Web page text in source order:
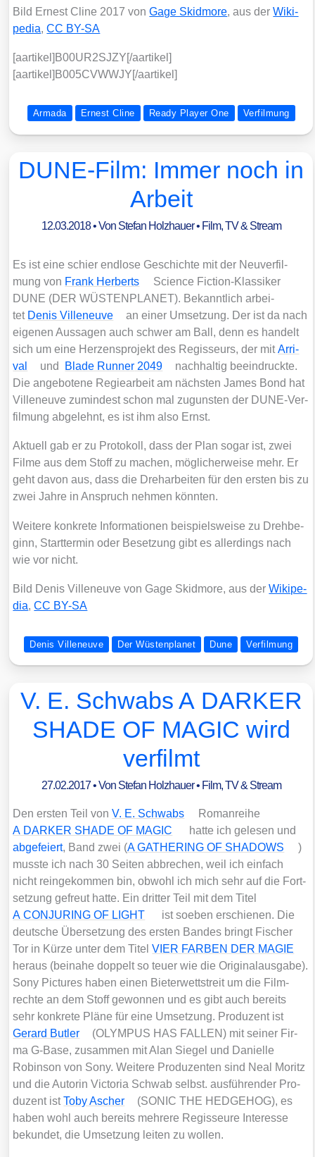
Bild Ernest Cli­ne 2017 vonGage Skid­mo­re, aus derWiki­
pe­dia,CC BY-SA
[aartikel]B00UR2SJZY[/aartikel]
[aartikel]B005CVWWJY[/aartikel]
Armada Ernest Cline Ready Player One Verfilmung
DUNE-Film: Immer noch in
Arbeit
12.03.2018• Von Stefan Holzhauer• Film, TV & Stream
Es ist eine schier end­lo­se Geschich­te mit der Neu­ver­fil­
mung von Frank Her­berts
Sci­ence Fic­tion-Klas­si­ker
DUNE (DER WÜSTENPLANET). Bekannt­lich arbei­
tet Denis Ville­neuve
an einer Umset­zung. Der ist da nach
eige­nen Aus­sa­gen auch schwer am Ball, denn es han­delt
sich um eine Her­zens­pro­jekt des Regis­seurs, der mitArri­
val
und Bla­de Run­ner 2049
nach­hal­tig beein­druck­te.
Die ange­bo­te­ne Regie­ar­beit am nächs­ten James Bond hat
Ville­neuve zumin­dest schon mal zuguns­ten der DUNE-Ver­
fil­mung abge­lehnt, es ist ihm also Ernst.
Aktu­ell gab er zu Pro­to­koll, dass der Plan sogar ist, zwei
Fil­me aus dem Stoff zu machen, mög­li­cher­wei­se mehr. Er
geht davon aus, dass die Dreh­ar­bei­ten für den ers­ten bis zu
zwei Jah­re in Anspruch neh­men könn­ten.
Wei­te­re kon­kre­te Infor­ma­tio­nen bei­spiels­wei­se zu Dreh­be­
ginn, Start­ter­min oder Beset­zung gibt es aller­dings nach
wie vor nicht.
Bild Denis Ville­neuve von Gage Skid­mo­re, aus derWiki­pe­
dia,CC BY-SA
Denis Villeneuve Der Wüstenplanet Dune Verfilmung
V. E. Schwabs A DARKER
SHADE OF MAGIC wird
verfilmt
27.02.2017• Von Stefan Holzhauer• Film, TV & Stream
Den ers­ten Teil vonV. E. Schwabs
Roman­rei­he
A DARKER SHADE OF MAGIC
hat­te ich gele­sen und
abge­fei­ert, Band zwei (A GATHERING OF SHADOWS
)
muss­te ich nach 30 Sei­ten abbre­chen, weil ich ein­fach
nicht rein­ge­kom­men bin, obwohl ich mich sehr auf die Fort­
set­zung gefreut hat­te. Ein drit­ter Teil mit dem Titel
A CONJURING OF LIGHT
ist soeben erschie­nen. Die
deut­sche Über­set­zung des ers­ten Ban­des bringt Fischer
Tor in Kür­ze unter dem TitelVIER FARBEN DER MAGIE
her­aus (bei­na­he dop­pelt so teu­er wie die Ori­gi­nal­aus­ga­be).
Sony Pic­tures haben einen Bie­ter­wett­streit um die Film­
rech­te an dem Stoff gewon­nen und es gibt auch bereits
sehr kon­kre­te Plä­ne für eine Umset­zung. Pro­du­zent ist
Gerard But­ler
(OLYMPUS HAS FALLEN) mit sei­ner Fir­
ma G‑Base, zusam­men mit Alan Sie­gel und Dani­elle
Robin­son von Sony. Wei­te­re Pro­du­zen­ten sind Neal Moritz
und die Autorin Vic­to­ria Schwab selbst. aus­füh­ren­der Pro­
du­zent istToby Ascher
(SONIC THE HEDGEHOG), es
haben wohl auch bereits meh­re­re Regis­seu­re Inter­es­se
bekun­det, die Umset­zung lei­ten zu wol­len.